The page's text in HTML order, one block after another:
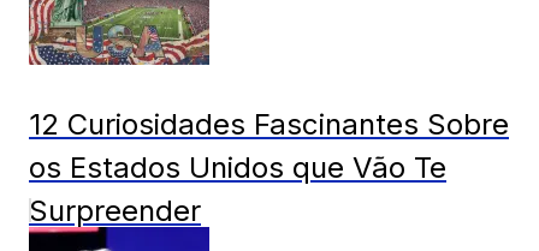
12 Curiosidades Fascinantes Sobre
os Estados Unidos que Vão Te
Surpreender